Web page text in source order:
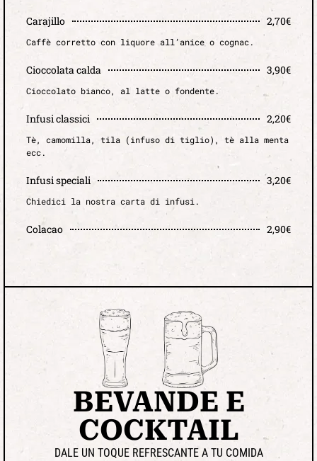
Carajillo 2,70€
Caffè corretto con liquore all’anice o cognac.
Cioccolata calda 3,90€
Cioccolato bianco, al latte o fondente.
Infusi classici 2,20€
Tè, camomilla, tila (infuso di tiglio), tè alla menta
ecc.
Infusi speciali 3,20€
Chiedici la nostra carta di infusi.
Colacao 2,90€
BEVANDE E
COCKTAIL
DALE UN TOQUE REFRESCANTE A TU COMIDA